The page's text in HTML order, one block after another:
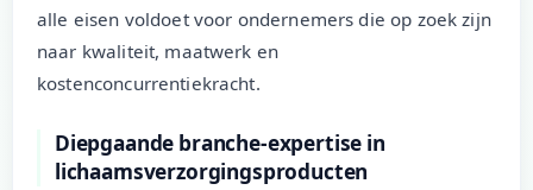
alle eisen voldoet voor ondernemers die op zoek zijn
naar kwaliteit, maatwerk en
kostenconcurrentiekracht.
Diepgaande branche-expertise in
lichaamsverzorgingsproducten